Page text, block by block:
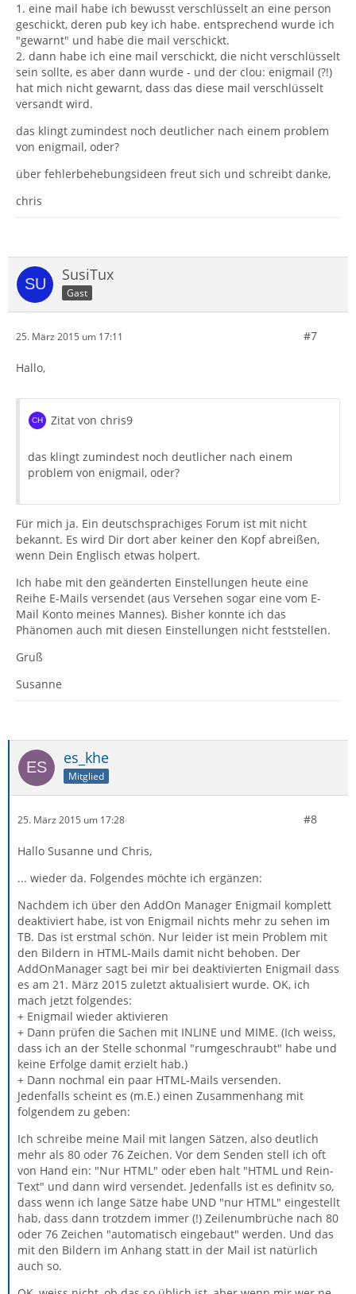
1. eine mail habe ich bewusst verschlüsselt an eine person
geschickt, deren pub key ich habe. entsprechend wurde ich
"gewarnt" und habe die mail verschickt.
2. dann habe ich eine mail verschickt, die nicht verschlüsselt
sein sollte, es aber dann wurde - und der clou: enigmail (?!)
hat mich nicht gewarnt, dass das diese mail verschlüsselt
versandt wird.
das klingt zumindest noch deutlicher nach einem problem
von enigmail, oder?
über fehlerbehebungsideen freut sich und schreibt danke,
chris
SusiTux
Gast
25. März 2015 um 17:11 #7
Hallo,
Zitat von chris9
das klingt zumindest noch deutlicher nach einem
problem von enigmail, oder?
Für mich ja. Ein deutschsprachiges Forum ist mit nicht
bekannt. Es wird Dir dort aber keiner den Kopf abreißen,
wenn Dein Englisch etwas holpert.
Ich habe mit den geänderten Einstellungen heute eine
Reihe E-Mails versendet (aus Versehen sogar eine vom E-
Mail Konto meines Mannes). Bisher konnte ich das
Phänomen auch mit diesen Einstellungen nicht feststellen.
Gruß
Susanne
es_khe
Mitglied
25. März 2015 um 17:28 #8
Hallo Susanne und Chris,
... wieder da. Folgendes möchte ich ergänzen:
Nachdem ich über den AddOn Manager Enigmail komplett
deaktiviert habe, ist von Enigmail nichts mehr zu sehen im
TB. Das ist erstmal schön. Nur leider ist mein Problem mit
den Bildern in HTML-Mails damit nicht behoben. Der
AddOnManager sagt bei mir bei deaktivierten Enigmail dass
es am 21. März 2015 zuletzt aktualisiert wurde. OK, ich
mach jetzt folgendes:
+ Enigmail wieder aktivieren
+ Dann prüfen die Sachen mit INLINE und MIME. (Ich weiss,
dass ich an der Stelle schonmal "rumgeschraubt" habe und
keine Erfolge damit erzielt hab.)
+ Dann nochmal ein paar HTML-Mails versenden.
Jedenfalls scheint es (m.E.) einen Zusammenhang mit
folgendem zu geben:
Ich schreibe meine Mail mit langen Sätzen, also deutlich
mehr als 80 oder 76 Zeichen. Vor dem Senden stell ich oft
von Hand ein: "Nur HTML" oder eben halt "HTML und Rein-
Text" und dann wird versendet. Jedenfalls ist es definitv so,
dass wenn ich lange Sätze habe UND "nur HTML" eingestellt
hab, dass dann trotzdem immer (!) Zeilenumbrüche nach 80
oder 76 Zeichen "automatisch eingebaut" werden. Und das
mit den Bildern im Anhang statt in der Mail ist natürlich
auch so.